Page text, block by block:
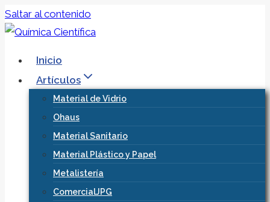
Saltar al contenido
Inicio
Artículos
Material de Vidrio
Ohaus
Material Sanitario
Material Plástico y Papel
Metalistería
ComercialJPG